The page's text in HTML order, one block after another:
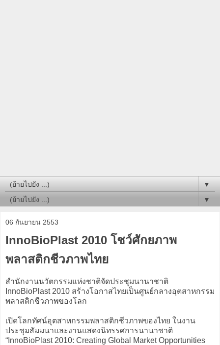
▼
▼
06 กันยายน 2553
InnoBioPlast 2010 โชว์ศักยภาพ
พลาสติกชีวภาพไทย
สำนักงานนวัตกรรมแห่งชาติจัดประชุมนานาชาติ
InnoBioPlast 2010 สร้างโอกาสไทยเป็นศูนย์กลางอุตสาหกรรม
พลาสติกชีวภาพของโลก
เปิดโลกทัศน์อุตสาหกรรมพลาสติกชีวภาพของไทย ในงาน
ประชุมสัมมนาและงานแสดงนิทรรศการนานาชาติ
“InnoBioPlast 2010: Creating Global Market Opportunities